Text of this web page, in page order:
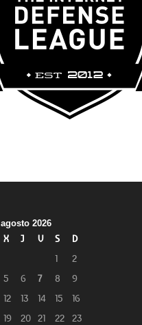
agosto 2026
X J V S
D
1
2
5 6 7 8
9
12 13 14 15
16
19 20 21 22
23